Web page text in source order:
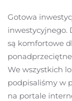
Gotowa
inwestycyjnego.
są komfortowe
We wszystkich
podpisaliśmy w
na portale